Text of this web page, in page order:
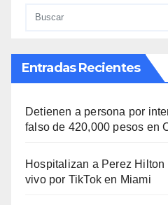
Entradas Recientes
Detienen a persona por
falso de 420,000 pesos en
Hospitalizan a Perez
vivo por TikTok en Miami